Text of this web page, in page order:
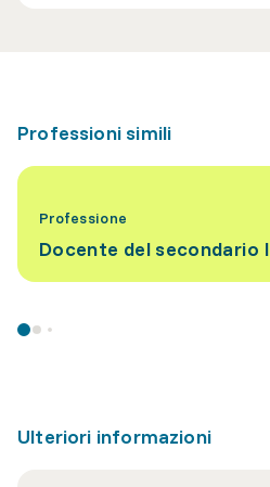
Professioni simili
Professione
Docente del secondario I
Ulteriori informazioni